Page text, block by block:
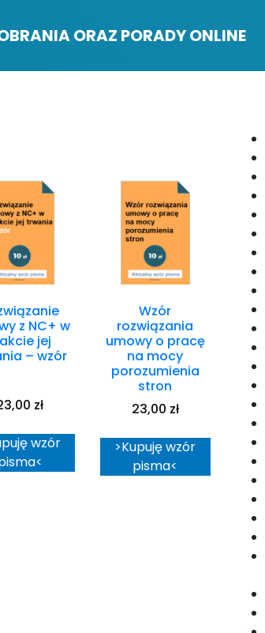
ORAZ PORADY ONLINE
z NC+ w
jej
– wzór
zł
wzór
Wzór
rozwiązania
umowy o pracę
na mocy
porozumienia
stron
23,00 zł
>Kupuję wzór
pisma<